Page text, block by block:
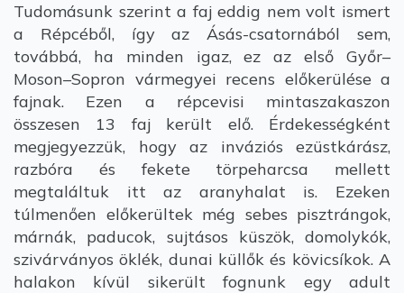
Tudomásunk szerint a faj eddig nem volt ismert
a Répcéből, így az Ásás-csatornából sem,
továbbá, ha minden igaz, ez az első Győr–
Moson–Sopron vármegyei recens előkerülése a
fajnak. Ezen a répcevisi mintaszakaszon
összesen 13 faj került elő. Érdekességként
megjegyezzük, hogy az inváziós ezüstkárász,
razbóra és fekete törpeharcsa mellett
megtaláltuk itt az aranyhalat is. Ezeken
túlmenően előkerültek még sebes pisztrángok,
márnák, paducok, sujtásos küszök, domolykók,
szivárványos öklék, dunai küllők és kövicsíkok. A
halakon kívül sikerült fognunk egy adult